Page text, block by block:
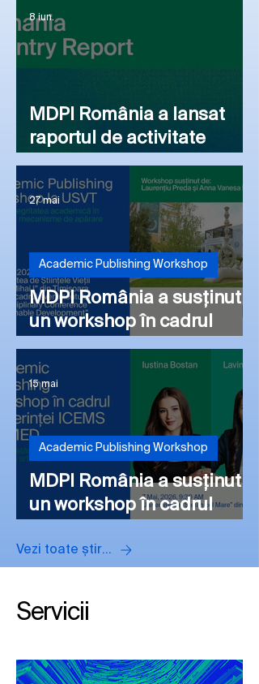
MDPI România a lansat
raportul de activitate
pentru anul 2025
8 iun.
MDPI România a susținut
un workshop în cadrul
conferinței
Multidisciplinary
Conference on
Sustainable Development
Academic Publishing Workshop
27 mai
MDPI România a susținut
un workshop în cadrul
BIOMED
Academic Publishing Workshop
15 mai
Vezi toate știrile
Servicii